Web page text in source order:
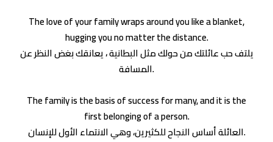
The love of your family wraps around you like a blanket,
hugging you no matter the distance.
يلتف حب عائلتك من حولك مثل البطانية ، يعانقك بغض النظر عن
المسافة.
The family is the basis of success for many, and it is the
first belonging of a person.
العائلة أساس النجاح للكثيرين، وهي الانتماء الأول للإنسان.